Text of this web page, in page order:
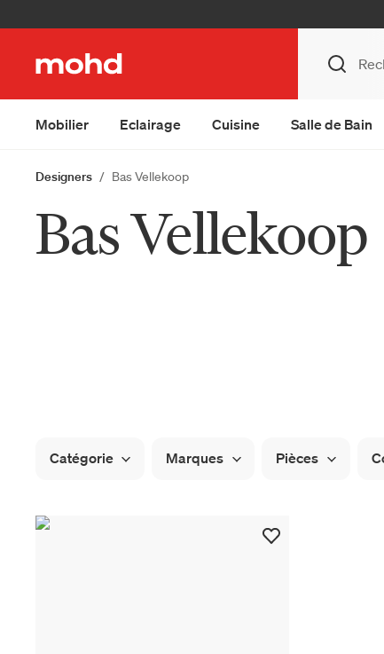
Mobilier Eclairage Cuisine Salle de Bain
Designers Bas Vellekoop
Bas Vellekoop
Catégorie Marques Pièces